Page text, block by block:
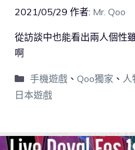
2021/05/29 作者: Mr. Qoo
從訪談中也能看出兩人個性
啊
手機遊戲、 Qoo獨家 、 人
日本遊戲